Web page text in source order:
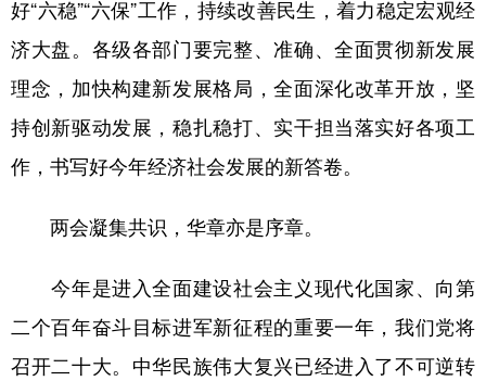
好“六稳”“六保”工作，持续改善民生，着力稳定宏观经
济大盘。各级各部门要完整、准确、全面贯彻新发展
理念，加快构建新发展格局，全面深化改革开放，坚
持创新驱动发展，稳扎稳打、实干担当落实好各项工
作，书写好今年经济社会发展的新答卷。
两会凝集共识，华章亦是序章。
今年是进入全面建设社会主义现代化国家、向第
二个百年奋斗目标进军新征程的重要一年，我们党将
召开二十大。中华民族伟大复兴已经进入了不可逆转